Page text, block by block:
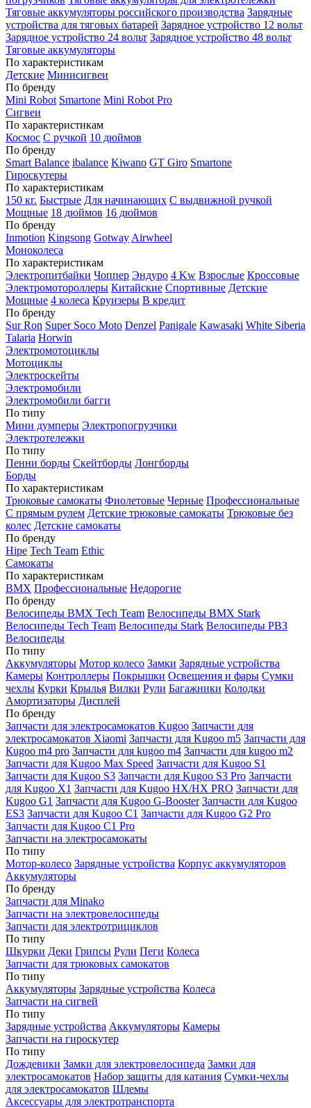
Тяговые аккумуляторы российского производства Зарядные
устройства для тяговых батарей Зарядное устройство 12 вольт
Зарядное устройство 24 вольт Зарядное устройство 48 вольт
Тяговые аккумуляторы
По характеристикам
Детские Минисигвеи
По бренду
Mini Robot Smartone Mini Robot Pro
Сигвеи
По характеристикам
Космос С ручкой 10 дюймов
По бренду
Smart Balance ibalance Kiwano GT Giro Smartone
Гироскутеры
По характеристикам
150 кг. Быстрые Для начинающих С выдвижной ручкой
Мощные 18 дюймов 16 дюймов
По бренду
Inmotion Kingsong Gotway Airwheel
Моноколеса
По характеристикам
Электропитбайки Чоппер Эндуро 4 Kw Взрослые Кроссовые
Электромотороллеры Китайские Спортивные Детские
Мощные 4 колеса Круизеры В кредит
По бренду
Sur Ron Super Soco Moto Denzel Panigale Kawasaki White Siberia
Talaria Horwin
Электромотоциклы
Мотоциклы
Электроскейты
Электромобили
Электромобили багги
По типу
Мини думперы Электропогрузчики
Электротележки
По типу
Пенни борды Скейтборды Лонгборды
Борды
По характеристикам
Трюковые самокаты Фиолетовые Черные Профессиональные
С прямым рулем Детские трюковые самокаты Трюковые без
колес Детские самокаты
По бренду
Hipe Tech Team Ethic
Самокаты
По характеристикам
BMX Профессиональные Недорогие
По бренду
Велосипеды BMX Tech Team Велосипеды BMX Stark
Велосипеды Tech Team Велосипеды Stark Велосипеды РВЗ
Велосипеды
По типу
Аккумуляторы Мотор колесо Замки Зарядные устройства
Камеры Контроллеры Покрышки Освещения и фары Сумки
чехлы Курки Крылья Вилки Рули Багажники Колодки
Амортизаторы Дисплей
По бренду
Запчасти для электросамокатов Kugoo Запчасти для
электросамокатов Xiaomi Запчасти для Kugoo m5 Запчасти для
Кugoo m4 pro Запчасти для kugoo m4 Запчасти для kugoo m2
Запчасти для Kugoo Max Speed Запчасти для Kugoo S1
Запчасти для Kugoo S3 Запчасти для Kugoo S3 Pro Запчасти
для Kugoo X1 Запчасти для Kugoo HX/HX PRO Запчасти для
Kugoo G1 Запчасти для Kugoo G-Booster Запчасти для Kugoo
ES3 Запчасти для Kugoo C1 Запчасти для Kugoo G2 Pro
Запчасти для Kugoo C1 Pro
Запчасти на электросамокаты
По типу
Мотор-колесо Зарядные устройства Корпус аккумуляторов
Аккумуляторы
По бренду
Запчасти для Minako
Запчасти на электровелосипеды
Запчасти для электротрициклов
По типу
Шкурки Деки Грипсы Рули Пеги Колеса
Запчасти для трюковых самокатов
По типу
Аккумуляторы Зарядные устройства Колеса
Запчасти на сигвей
По типу
Зарядные устройства Аккумуляторы Камеры
Запчасти на гироскутер
По типу
Дождевики Замки для электровелосипеда Замки для
электросамокатов Набор защиты для катания Сумки-чехлы
для электросамокатов Шлемы
Аксессуары для электротранспорта